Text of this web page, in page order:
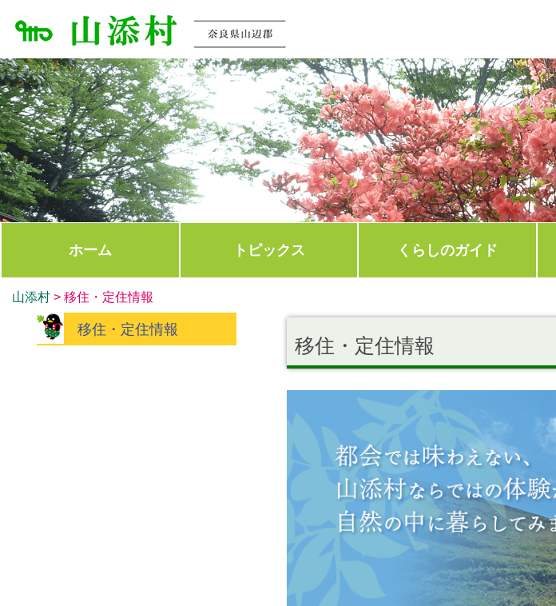
ホーム トピックス くらしのガイド
山添村 > 移住・定住情報
移住・定住情報
移住・定住情報